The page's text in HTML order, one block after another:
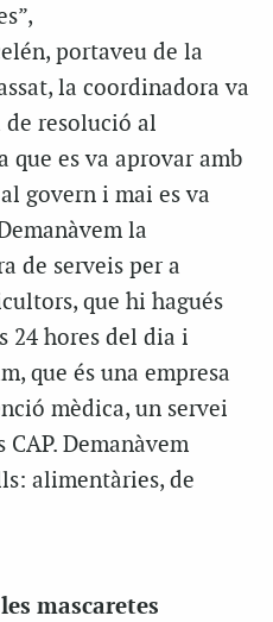
, portaveu de la
la coordinadora va
resolució al
que es va aprovar amb
govern i mai es va
la
de serveis per a
, que hi hagués
24 hores del dia i
, que és una empresa
mèdica, un servei
Demanàvem
alimentàries, de
mascaretes